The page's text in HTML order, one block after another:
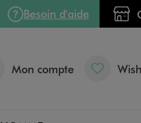
Besoin d'aide
Mon compte